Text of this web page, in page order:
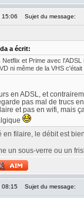
15:06 Sujet du message:
a écrit:
Netflix et Prime avec
ni même de la VHS c'était
en ADSL, et
pas mal de trucs
et pas en wifi, mais
en filaire, le débit est
un sous-verre ou un
08:15 Sujet du message: